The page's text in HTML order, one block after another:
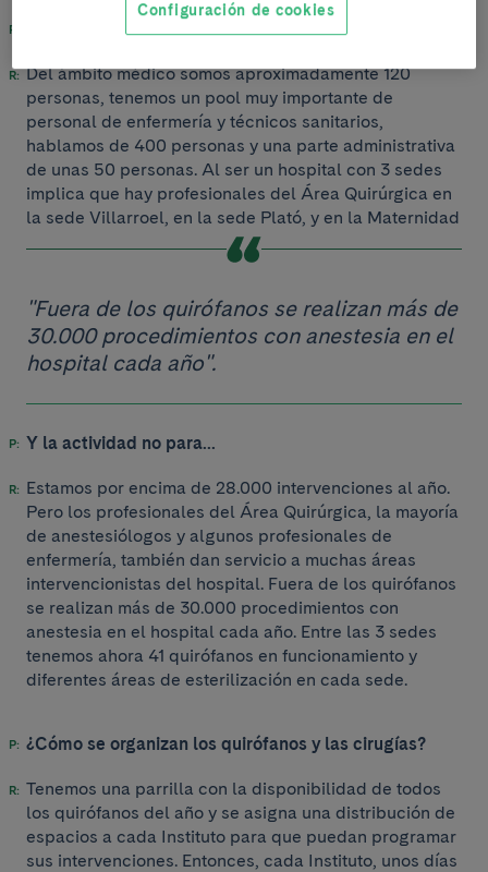
¿Cuántos profesionales sois?
Del ámbito médico somos aproximadamente 120
personas, tenemos un pool muy importante de
personal de enfermería y técnicos sanitarios,
hablamos de 400 personas y una parte administrativa
de unas 50 personas. Al ser un hospital con 3 sedes
implica que hay profesionales del Área Quirúrgica en
la sede Villarroel, en la sede Plató, y en la Maternidad
"Fuera de los quirófanos se realizan más de
30.000 procedimientos con anestesia en el
hospital cada año".
Y la actividad no para...
Estamos por encima de 28.000 intervenciones al año.
Pero los profesionales del Área Quirúrgica, la mayoría
de anestesiólogos y algunos profesionales de
enfermería, también dan servicio a muchas áreas
intervencionistas del hospital. Fuera de los quirófanos
se realizan más de 30.000 procedimientos con
anestesia en el hospital cada año. Entre las 3 sedes
tenemos ahora 41 quirófanos en funcionamiento y
diferentes áreas de esterilización en cada sede.
¿Cómo se organizan los quirófanos y las cirugías?
Tenemos una parrilla con la disponibilidad de todos
los quirófanos del año y se asigna una distribución de
espacios a cada Instituto para que puedan programar
sus intervenciones. Entonces, cada Instituto, unos días
Configuración de cookies